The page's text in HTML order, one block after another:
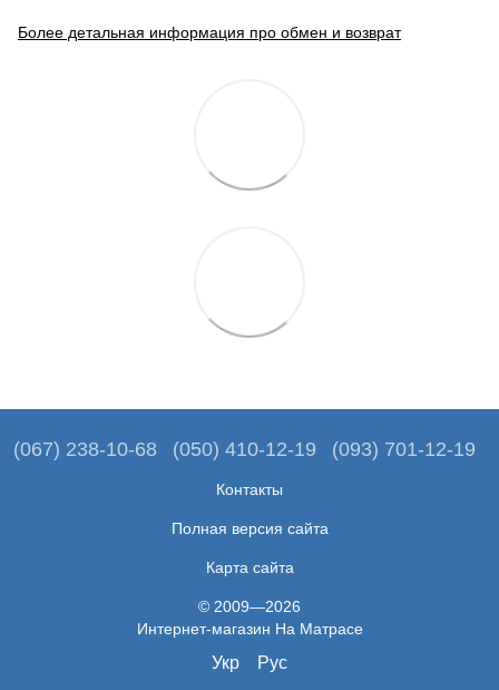
Более детальная информация про обмен и возврат
(067) 238-10-68 (050) 410-12-19 (093) 701-12-19
Контакты
Полная версия сайта
Карта сайта
© 2009—2026
Интернет-магазин На Матрасе
Укр Рус